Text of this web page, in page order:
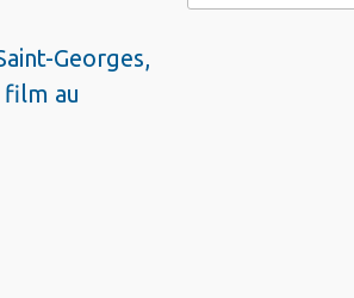
Georges,
film au